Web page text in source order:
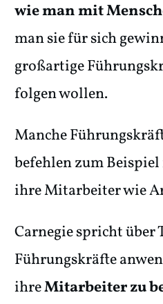
wie man mit
man sie für sich
großartige
folgen wollen.
Manche
befehlen zum
ihre Mitarbeiter wie
Carnegie spricht über
Führungskräfte
ihreMitarbeiter zu